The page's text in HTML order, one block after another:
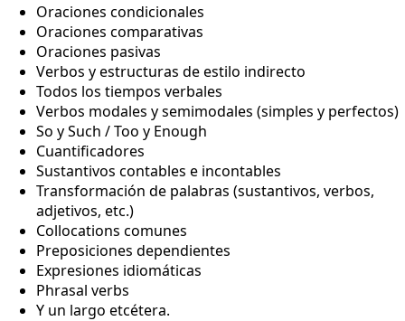
Oraciones condicionales
Oraciones comparativas
Oraciones pasivas
Verbos y estructuras de estilo indirecto
Todos los tiempos verbales
Verbos modales y semimodales (simples y perfectos)
So y Such / Too y Enough
Cuantificadores
Sustantivos contables e incontables
Transformación de palabras (sustantivos, verbos,
adjetivos, etc.)
Collocations comunes
Preposiciones dependientes
Expresiones idiomáticas
Phrasal verbs
Y un largo etcétera.